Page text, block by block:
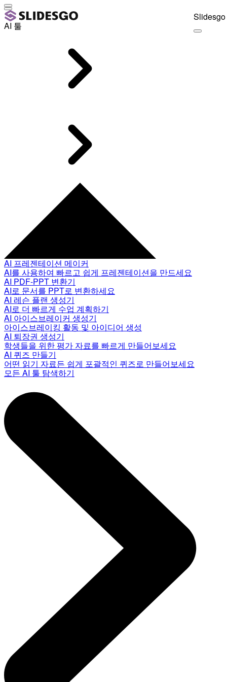
AI 툴
AI 프레젠테이션 메이커
AI를 사용하여 빠르고 쉽게 프레젠테이션을 만드세요
AI PDF-PPT 변환기
AI로 문서를 PPT로 변환하세요
AI 레슨 플랜 생성기
AI로 더 빠르게 수업 계획하기
AI 아이스브레이커 생성기
아이스브레이킹 활동 및 아이디어 생성
AI 퇴장권 생성기
학생들을 위한 평가 자료를 빠르게 만들어보세요
AI 퀴즈 만들기
어떤 읽기 자료든 쉽게 포괄적인 퀴즈로 만들어보세요
모든 AI 툴 탐색하기